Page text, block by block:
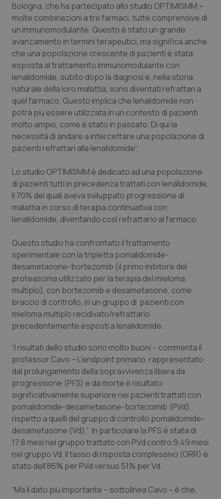
Quotidiano Pediatria
Rene & patologie urogenitali
Salute orale & impianti
Sangue & coagulazione
Tiroide
Tumore al seno
Tumore ovarico
Tumori del Polmone & Testa Collo
Tumori gastrointestinali
Ulcera & Reflusso
Vaccini
Bologna, che ha partecipato allo studio OPTIMISMM –
molte combinazioni a tre farmaci, tutte comprensive di
un immunomodulante. Questo è stato un grande
avanzamento in termini terapeutici, ma significa anche
che una popolazione crescente di pazienti è stata
esposta al trattamento immunomodulante con
lenalidomide, subito dopo la diagnosi e, nella storia
naturale della loro malattia, sono diventati refrattari a
quel farmaco. Questo implica che lenalidomide non
potrà più essere utilizzata in un contesto di pazienti
molto ampio, come è stato in passato. Di qui la
necessità di andare a intercettare una popolazione di
pazienti refrattari alla lenalidomide”.
Lo studio OPTIMISMM è dedicato ad una popolazione
di pazienti tutti in precedenza trattati con lenalidomide,
il 70% dei quali aveva sviluppato progressione di
malattia in corso di terapia continuativa con
lenalidomide, diventando così refrattario al farmaco.
Questo studio ha confrontato il trattamento
sperimentale con la tripletta pomalidomide-
desametasone-bortezomib (il primo inibitore del
proteasoma utilizzato per la terapia del mieloma
multiplo), con bortezomib e desametasone, come
braccio di controllo, in un gruppo di pazienti con
mieloma multiplo recidivato/refrattario
precedentemente esposti a lenalidomide.
“I risultati dello studio sono molto buoni – commenta il
professor Cavo – L’endpointprimario, rappresentato
dal prolungamento della sopravvivenza libera da
progressione (PFS) e da morte è risultato
significativamente superiore nei pazienti trattati con
pomalidomide-desametasone-bortezomib (PVd),
rispetto a quelli del gruppo di controllo pomalidomide-
desametasone (Vd).” In particolare la PFS è stata di
17,8 mesi nel gruppo trattato con PVd contro 9,49 mesi
nel gruppo Vd. Il tasso di risposta complessivo (ORR) è
stato dell’86% per PVd versus 51% per Vd.
“Ma il dato più importante – sottolinea Cavo – è che,